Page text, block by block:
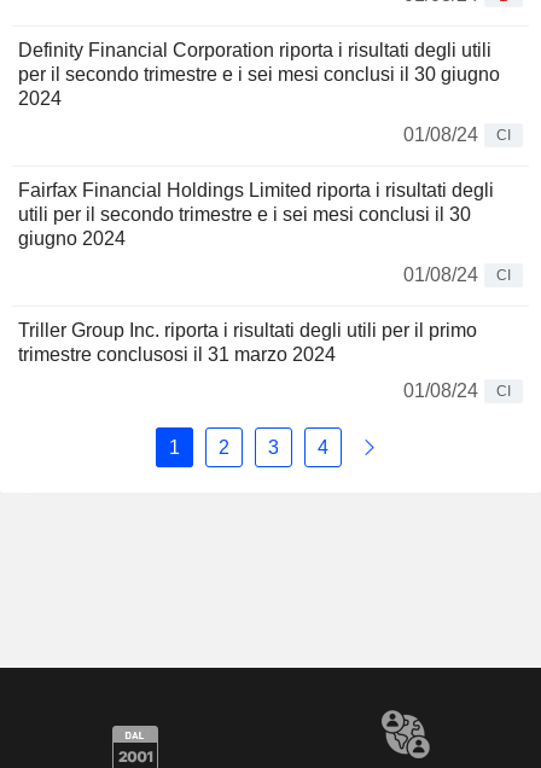
Definity Financial Corporation riporta i risultati degli utili
per il secondo trimestre e i sei mesi conclusi il 30 giugno
2024
01/08/24
CI
Fairfax Financial Holdings Limited riporta i risultati degli
utili per il secondo trimestre e i sei mesi conclusi il 30
giugno 2024
01/08/24
CI
Triller Group Inc. riporta i risultati degli utili per il primo
trimestre conclusosi il 31 marzo 2024
01/08/24
CI
1 2 3 4